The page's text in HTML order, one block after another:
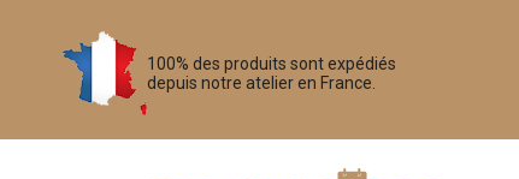
100% des produits sont expédiés
depuis notre atelier en France.